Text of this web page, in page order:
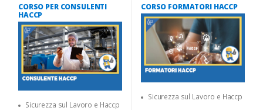
CORSO PER CONSULENTI
HACCP
Sicurezza sul Lavoro e Haccp
CORSO FORMATORI HACCP
Sicurezza sul Lavoro e Haccp